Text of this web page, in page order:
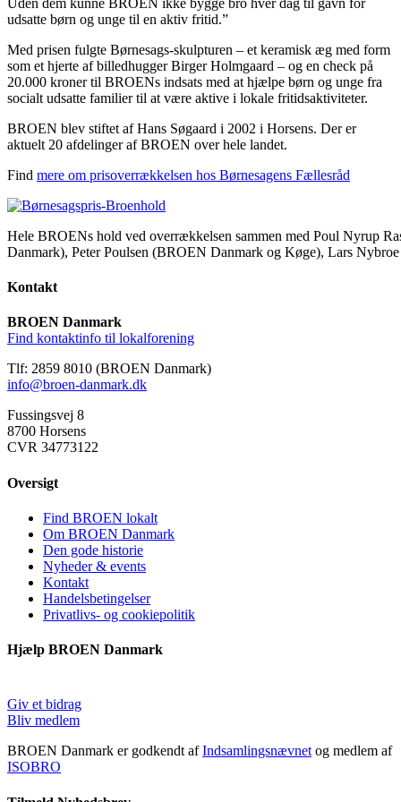
udsatte børn og unge til en aktiv fritid.”
Med prisen fulgte Børnesags-skulpturen – et keramisk æg med form
som et hjerte af billedhugger Birger Holmgaard – og en check på
20.000 kroner til BROENs indsats med at hjælpe børn og unge fra
socialt udsatte familier til at være aktive i lokale fritidsaktiviteter.
BROEN blev stiftet af Hans Søgaard i 2002 i Horsens. Der er
aktuelt 20 afdelinger af BROEN over hele landet.
Find mere om prisoverrækkelsen hos Børnesagens Fællesråd
Hele BROENs hold ved overrækkelsen sammen med Poul Nyrup
Danmark), Peter Poulsen (BROEN Danmark og Køge), Lars
Kontakt
BROEN Danmark
Find kontaktinfo til lokalforening
Tlf: 2859 8010 (BROEN Danmark)
info@broen-danmark.dk
Fussingsvej 8
8700 Horsens
CVR 34773122
Oversigt
Find BROEN lokalt
Om BROEN Danmark
Den gode historie
Nyheder & events
Kontakt
Handelsbetingelser
Privatlivs- og cookiepolitik
Hjælp BROEN Danmark
Giv et bidrag
Bliv medlem
BROEN Danmark er godkendt afIndsamlingsnævnetog medlem af
ISOBRO